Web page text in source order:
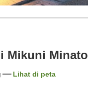
Mikuni Minato
Lihat di peta